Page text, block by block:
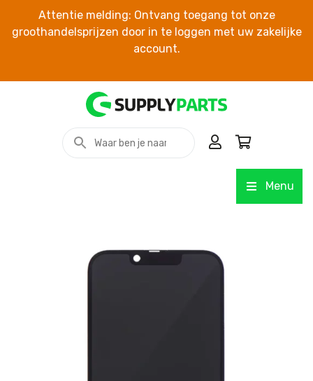
Attentie melding: Ontvang toegang tot onze
groothandelsprijzen door in te loggen met uw zakelijke
account.
Menu